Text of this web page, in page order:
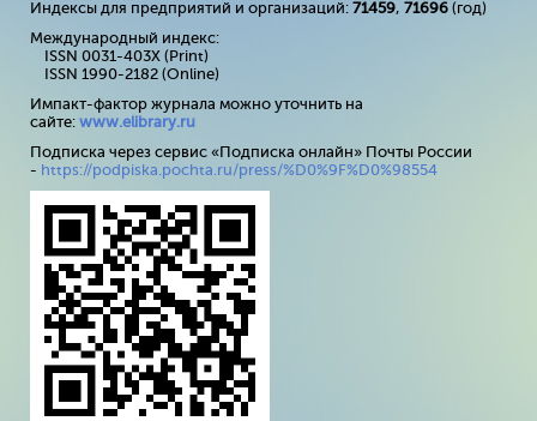
Индексы для предприятий и организаций: 71459, 71696 (год)
Международный индекс:
ISSN 0031-403X (Print)
ISSN 1990-2182 (Online)
Импакт-фактор журнала можно уточнить на
сайте: www.elibrary.ru
Подписка через сервис «Подписка онлайн» Почты России
- https://podpiska.pochta.ru/press/%D0%9F%D0%98554